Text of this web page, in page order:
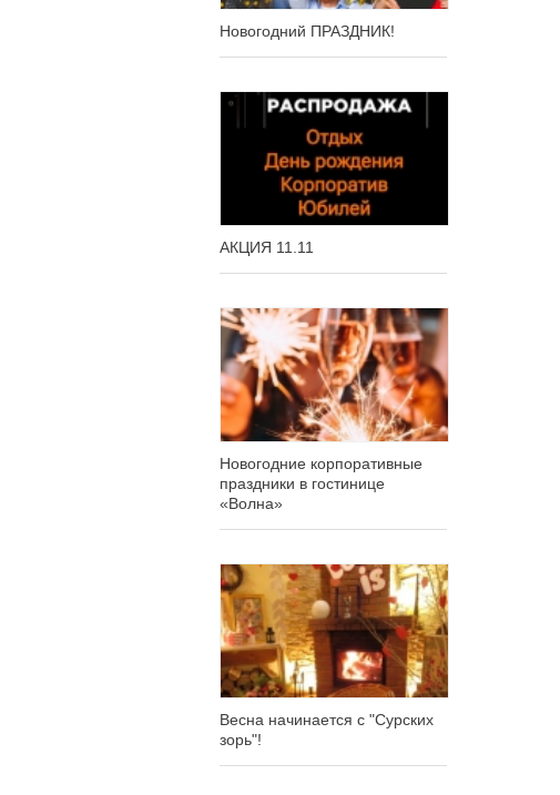
Новогодний ПРАЗДНИК!
АКЦИЯ 11.11
Новогодние корпоративные
праздники в гостинице
«Волна»
Весна начинается с "Сурских
зорь"!